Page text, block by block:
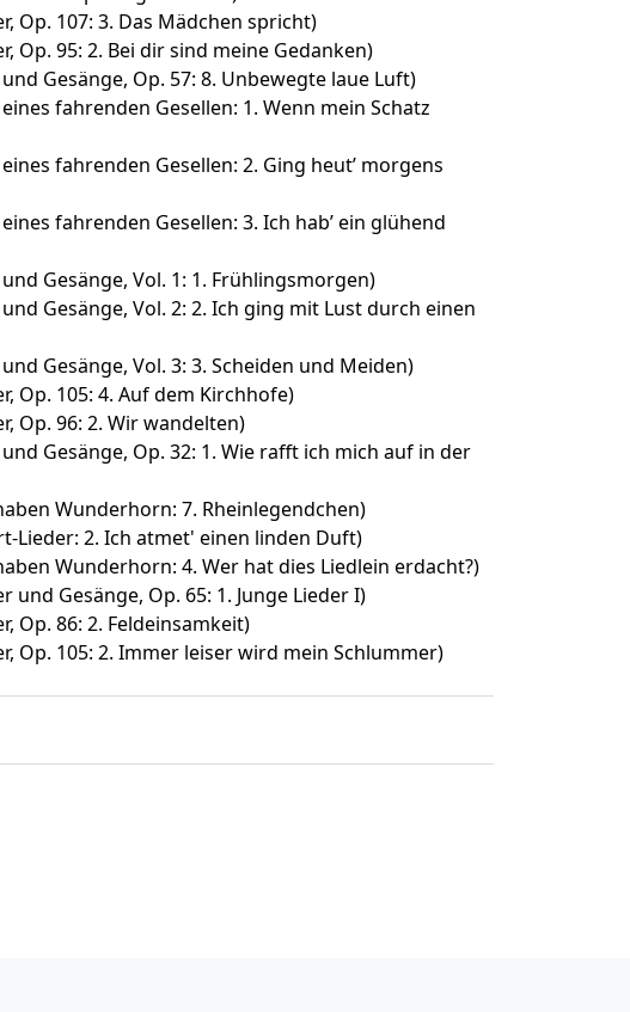
Op. 107: 3. Das Mädchen spricht)
Op. 95: 2. Bei dir sind meine Gedanken)
Gesänge, Op. 57: 8. Unbewegte laue Luft)
fahrenden Gesellen: 1. Wenn mein Schatz
fahrenden Gesellen: 2. Ging heut’ morgens
fahrenden Gesellen: 3. Ich hab’ ein glühend
Gesänge, Vol. 1: 1. Frühlingsmorgen)
Gesänge, Vol. 2: 2. Ich ging mit Lust durch einen
Gesänge, Vol. 3: 3. Scheiden und Meiden)
Op. 105: 4. Auf dem Kirchhofe)
Op. 96: 2. Wir wandelten)
Gesänge, Op. 32: 1. Wie rafft ich mich auf in der
Wunderhorn: 7. Rheinlegendchen)
Lieder: 2. Ich atmet' einen linden Duft)
Wunderhorn: 4. Wer hat dies Liedlein erdacht?)
und Gesänge, Op. 65: 1. Junge Lieder I)
Op. 86: 2. Feldeinsamkeit)
Op. 105: 2. Immer leiser wird mein Schlummer)